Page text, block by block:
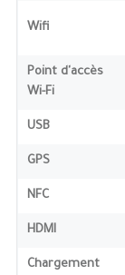
Wifi
Point d'accès
Wi-Fi
USB
GPS
NFC
HDMI
Chargement